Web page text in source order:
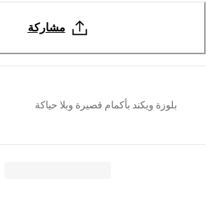
مشاركة
بلوزة ويكند بأكمام قصيرة وبلا حياكة